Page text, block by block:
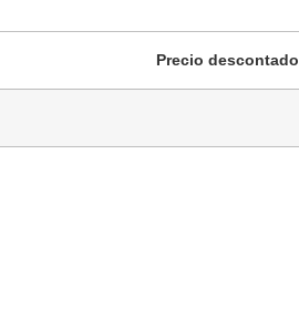
Precio descontado